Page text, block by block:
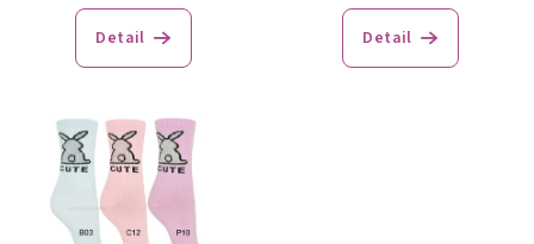
Detail Detail